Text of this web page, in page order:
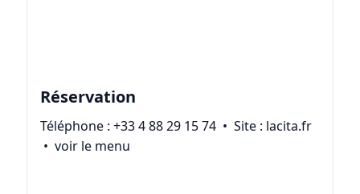
Réservation
Téléphone : +33 4 88 29 15 74• Site : lacita.fr
• voir le menu